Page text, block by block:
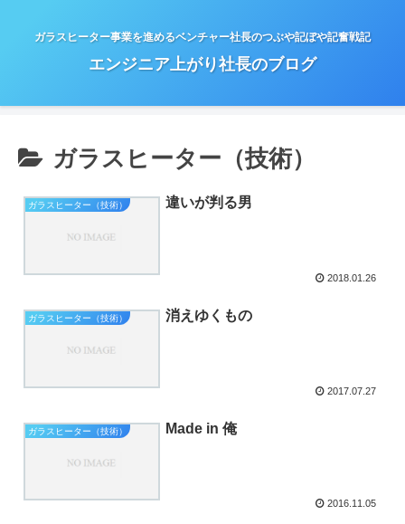
ガラスヒーター事業を進めるベンチャー社長のつぶや記ぼや記奮戦記
エンジニア上がり社長のブログ
ガラスヒーター（技術）
ガラスヒーター（技術） 違いが判る男
2018.01.26
ガラスヒーター（技術） 消えゆくもの
2017.07.27
ガラスヒーター（技術） Made in 俺
2016.11.05